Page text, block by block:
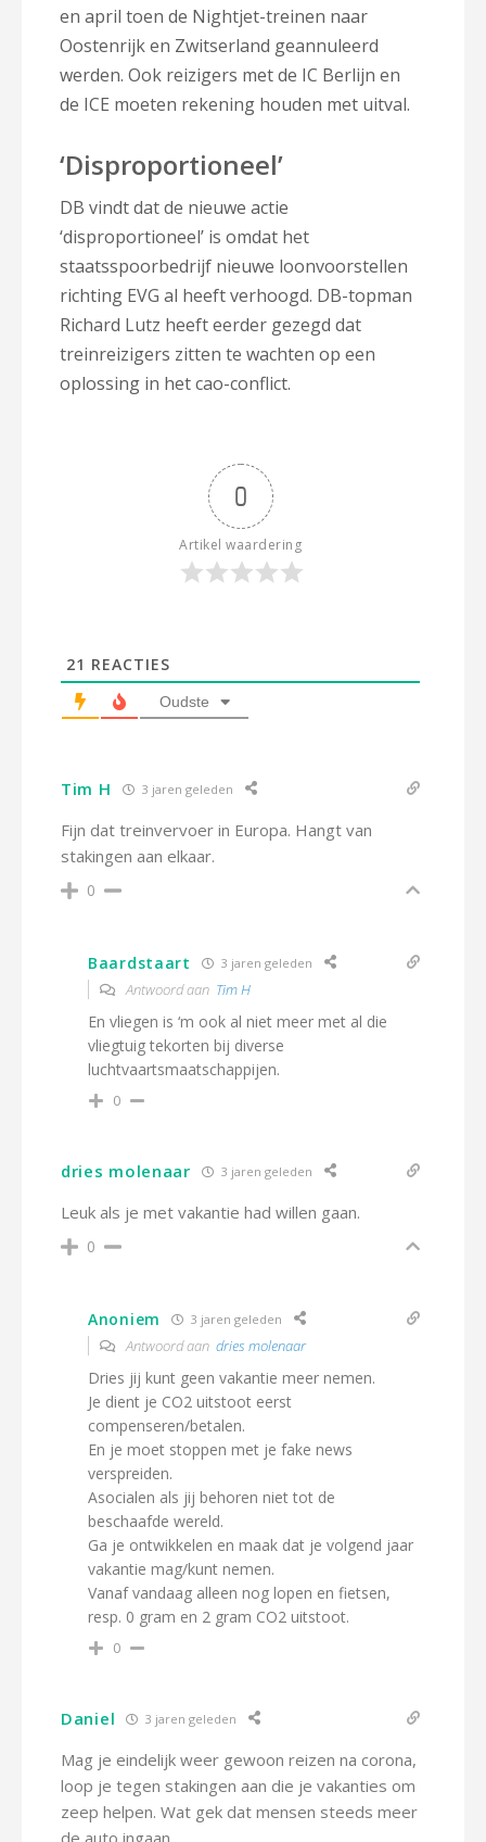
en april toen de Nightjet-treinen naar
Oostenrijk en Zwitserland geannuleerd
werden. Ook reizigers met de IC Berlijn en
de ICE moeten rekening houden met uitval.
‘Disproportioneel’
DB vindt dat de nieuwe actie
‘disproportioneel’ is omdat het
staatsspoorbedrijf nieuwe loonvoorstellen
richting EVG al heeft verhoogd. DB-topman
Richard Lutz heeft eerder gezegd dat
treinreizigers zitten te wachten op een
oplossing in het cao-conflict.
0
Artikel waardering
21 REACTIES
Oudste
Tim H 3 jaren geleden
Fijn dat treinvervoer in Europa. Hangt van
stakingen aan elkaar.
0
Baardstaart 3 jaren geleden
Antwoord aan Tim H
En vliegen is ‘m ook al niet meer met al die
vliegtuig tekorten bij diverse
luchtvaartsmaatschappijen.
0
dries molenaar 3 jaren geleden
Leuk als je met vakantie had willen gaan.
0
Anoniem 3 jaren geleden
Antwoord aan dries molenaar
Dries jij kunt geen vakantie meer nemen.
Je dient je CO2 uitstoot eerst
compenseren/betalen.
En je moet stoppen met je fake news
verspreiden.
Asocialen als jij behoren niet tot de
beschaafde wereld.
Ga je ontwikkelen en maak dat je volgend jaar
vakantie mag/kunt nemen.
Vanaf vandaag alleen nog lopen en fietsen,
resp. 0 gram en 2 gram CO2 uitstoot.
0
Daniel 3 jaren geleden
Mag je eindelijk weer gewoon reizen na corona,
loop je tegen stakingen aan die je vakanties om
zeep helpen. Wat gek dat mensen steeds meer
de auto ingaan.